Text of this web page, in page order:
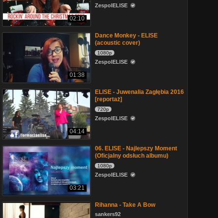
02:10
ZespolELISE
01:38
Dance Monkey - ELISE
(acoustic cover)
1080p
ZespolELISE
04:14
ELISE - Juwenalia Zagłębia 2016
[reportaż]
720p
ZespolELISE
03:21
06. ELISE - Najlepszy Moment
(Oficjalny odsłuch albumu)
1080p
ZespolELISE
Rihanna - Take A Bow
sankers92